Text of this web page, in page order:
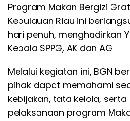
Program Makan Bergizi
Kepulauan Riau ini
hari penuh, menghadirkan
Kepala SPPG, AK dan AG
Melalui kegiatan ini, BGN
pihak dapat memahami
kebijakan, tata kelola,
pelaksanaan program